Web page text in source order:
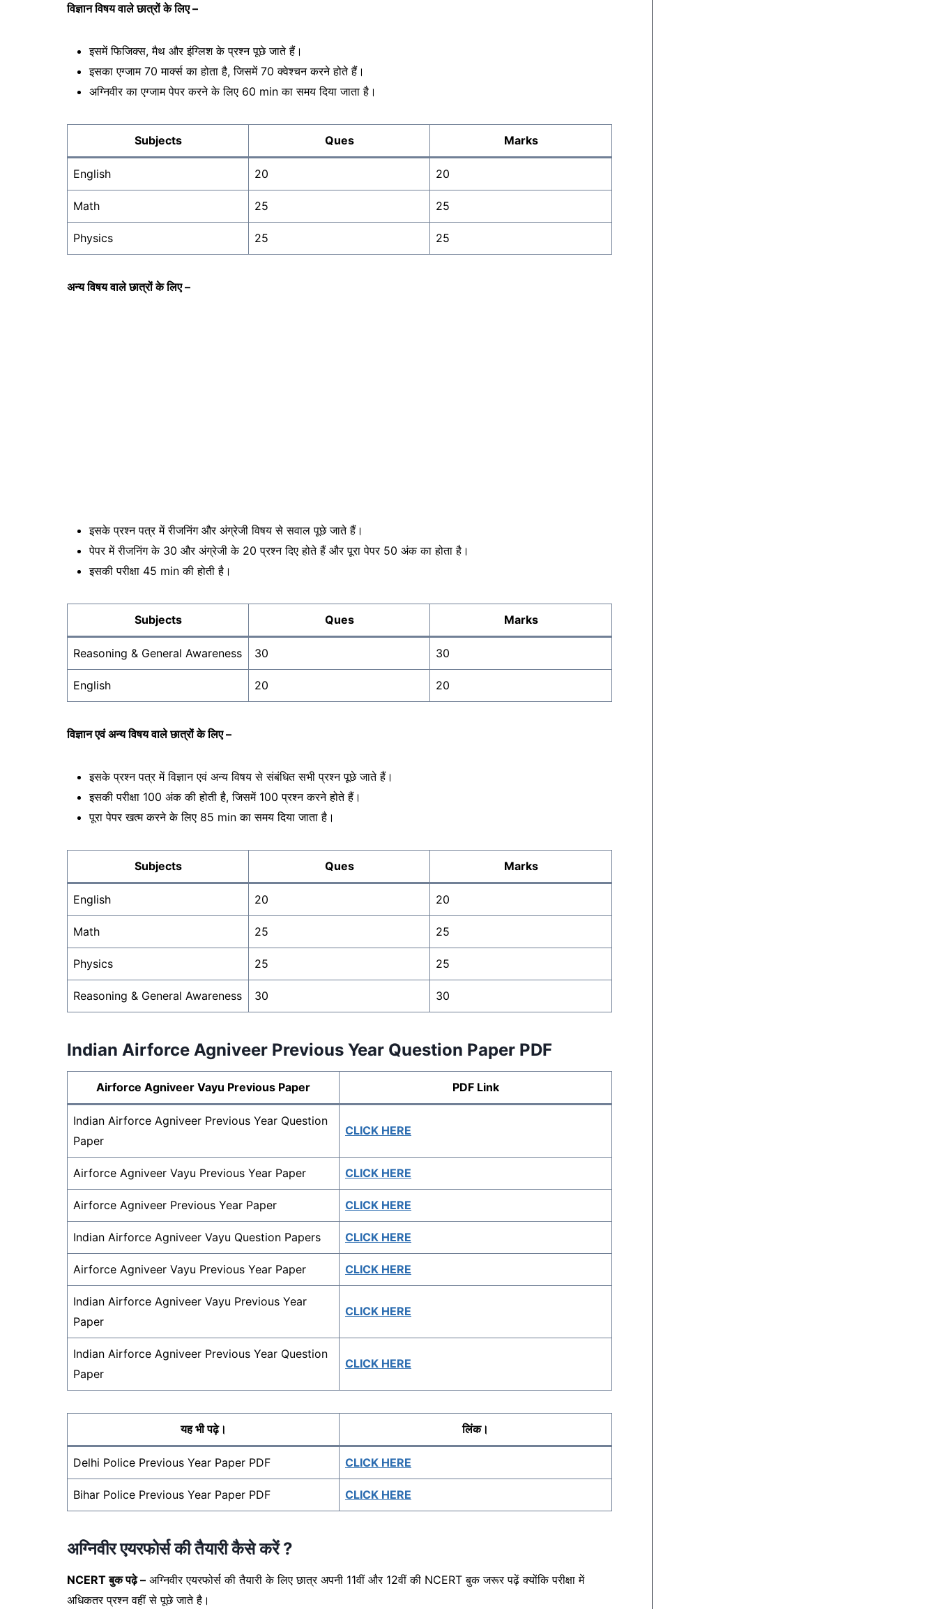
विज्ञान विषय वाले छात्रों के लिए –
इसमें फिजिक्स, मैथ और इंग्लिश के प्रश्न पूछे जाते हैं।
इसका एग्जाम 70 मार्क्स का होता है, जिसमें 70 क्वेश्चन करने होते हैं।
अग्निवीर का एग्जाम पेपर करने के लिए 60 min का समय दिया जाता है।
Subjects Ques Marks
English 20 20
Math 25 25
Physics 25 25
अन्य विषय वाले छात्रों के लिए –
इसके प्रश्न पत्र में रीजनिंग और अंग्रेजी विषय से सवाल पूछे जाते हैं।
पेपर में रीजनिंग के 30 और अंग्रेजी के 20 प्रश्न दिए होते हैं और पूरा पेपर 50 अंक का होता है।
इसकी परीक्षा 45 min की होती है।
Subjects Ques Marks
Reasoning & General Awareness 30 30
English 20 20
विज्ञान एवं अन्य विषय वाले छात्रों के लिए –
इसके प्रश्न पत्र में विज्ञान एवं अन्य विषय से संबंधित सभी प्रश्न पूछे जाते हैं।
इसकी परीक्षा 100 अंक की होती है, जिसमें 100 प्रश्न करने होते हैं।
पूरा पेपर खत्म करने के लिए 85 min का समय दिया जाता है।
Subjects Ques Marks
English 20 20
Math 25 25
Physics 25 25
Reasoning & General Awareness 30 30
Indian Airforce Agniveer Previous Year Question Paper PDF
Airforce Agniveer Vayu Previous Paper PDF Link
Indian Airforce Agniveer Previous Year Question
Paper
CLICK HERE
Airforce Agniveer Vayu Previous Year Paper CLICK HERE
Airforce Agniveer Previous Year Paper CLICK HERE
Indian Airforce Agniveer Vayu Question Papers CLICK HERE
Airforce Agniveer Vayu Previous Year Paper CLICK HERE
Indian Airforce Agniveer Vayu Previous Year
Paper
CLICK HERE
Indian Airforce Agniveer Previous Year Question
Paper
CLICK HERE
यह भी पढ़े। लिंक।
Delhi Police Previous Year Paper PDF CLICK HERE
Bihar Police Previous Year Paper PDF CLICK HERE
अग्निवीर एयरफोर्स की तैयारी कैसे करें ?
NCERT बुक पढ़े – अग्निवीर एयरफोर्स की तैयारी के लिए छात्र अपनी 11वीं और 12वीं की NCERT बुक जरूर पढ़ें क्योंकि परीक्षा में
अधिकतर प्रश्न वहीं से पूछे जाते है।